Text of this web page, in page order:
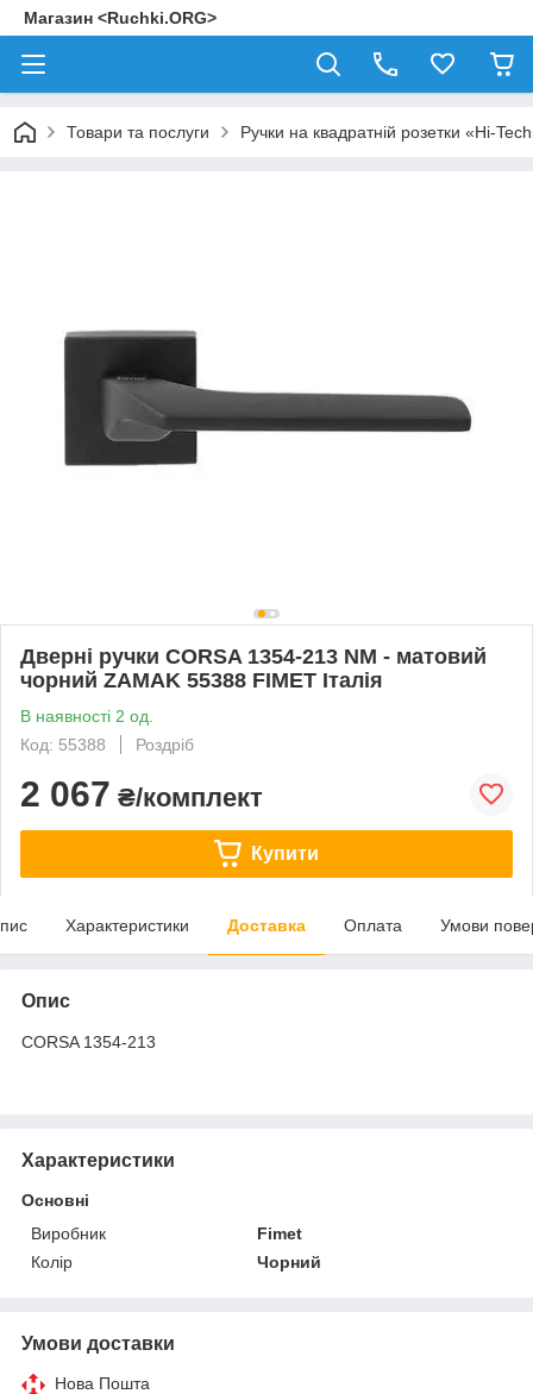
Магазин <Ruchki.ORG>
Товари та послуги Ручки на квадратній розетки «Hi-
Дверні ручки CORSA 1354-213 NM - матовий
чорний ZAMAK 55388 FIMET Італія
В наявності 2 од.
Код: 55388
Роздріб
2 067 ₴/комплект
Купити
Характеристики Доставка Оплата Умови
Опис
CORSA 1354-213
Характеристики
Основні
Виробник
Fimet
Колір
Чорний
Умови доставки
Нова Пошта